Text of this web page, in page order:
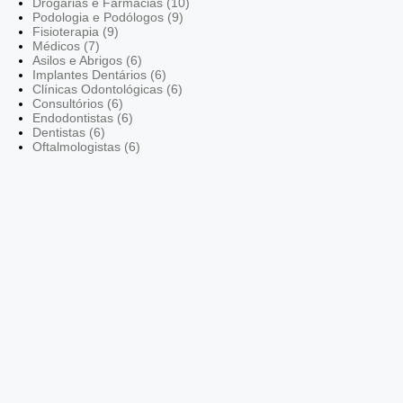
Podologia e Podólogos (9)
Fisioterapia (9)
Médicos (7)
Asilos e Abrigos (6)
Implantes Dentários (6)
Clínicas Odontológicas (6)
Consultórios (6)
Endodontistas (6)
Dentistas (6)
Oftalmologistas (6)